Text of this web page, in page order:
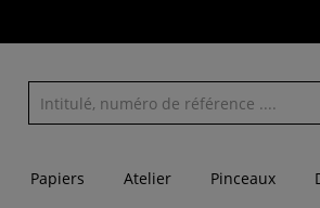
Papiers Atelier Pinceaux